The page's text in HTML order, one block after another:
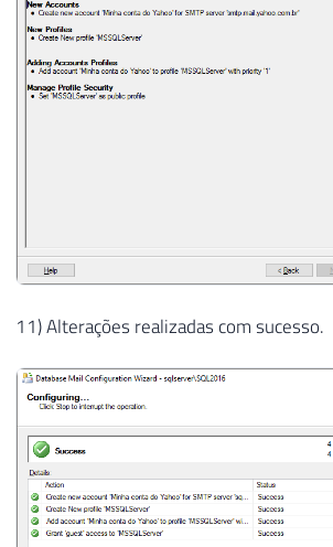
11) Alterações realizadas com sucesso.